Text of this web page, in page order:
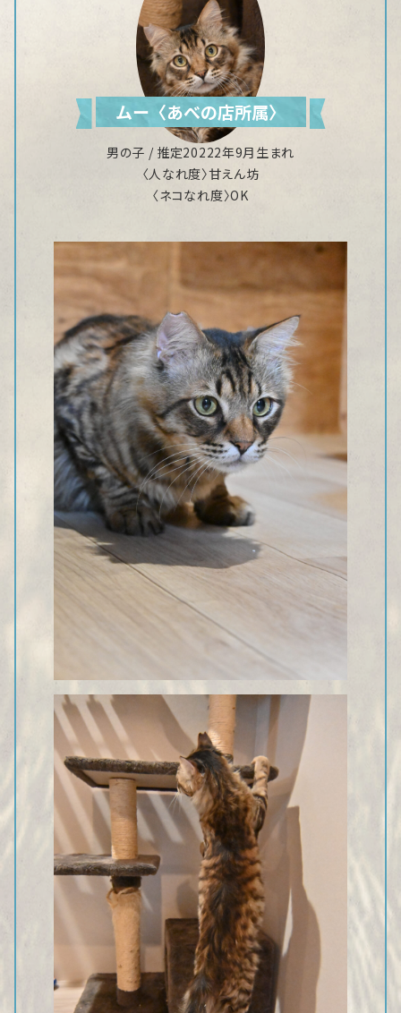
ムー〈あべの店所属〉
男の子 / 推定20222年9月生まれ
〈人なれ度〉甘えん坊
〈ネコなれ度〉OK